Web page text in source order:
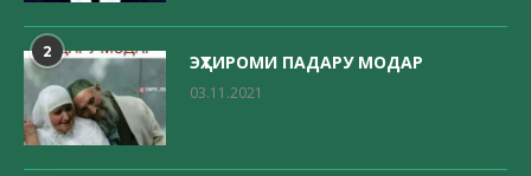
2 ЭҲТИРОМИ ПАДАРУ МОДАР
03.11.2021